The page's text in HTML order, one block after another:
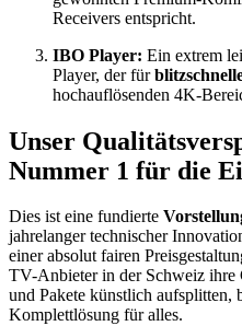
Receivers entspricht.
IBO Player: Ein extrem
Player, der für
hochauflösenden 4K-
Unser
Nummer 1 für die
Dies ist eine fundierte
jahrelanger technischer
einer absolut fairen
TV-Anbieter in der Schweiz ihre
und Pakete künstlich aufsplitten,
Komplettlösung für alles.